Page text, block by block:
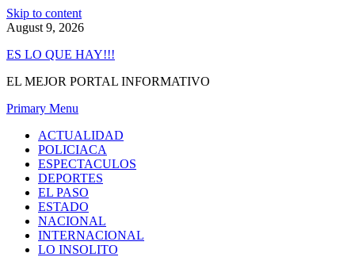
Skip to content
August 9, 2026
ES LO QUE HAY!!!
EL MEJOR PORTAL INFORMATIVO
Primary Menu
ACTUALIDAD
POLICIACA
ESPECTACULOS
DEPORTES
EL PASO
ESTADO
NACIONAL
INTERNACIONAL
LO INSOLITO